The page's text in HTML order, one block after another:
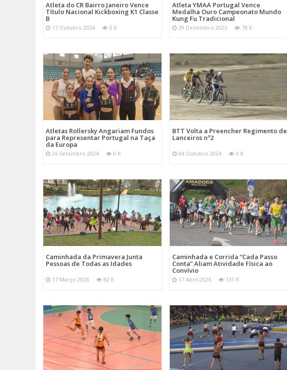
Atleta do CR Bairro Janeiro Vence
Título Nacional Kickboxing K1 Classe
B
17 Outubro 2024 0 K
Atleta YMAA Portugal Vence
Medalha Ouro Campeonato Mundo
Kung Fu Tradicional
29 Dezembro 2025 78 K
Atletas Rollersky Angariam Fundos
para Representar Portugal na Taça
da Europa
26 Setembro 2024 0 K
BTT Volta a Preencher Regimento de
Lanceiros nº2
04 Outubro 2024 0 K
Caminhada da Primavera Junta
Pessoas de Todas as Idades
17 Março 2026 82 K
Caminhada e Corrida “Cada Passo
Conta” Aliam Atividade Física ao
Convívio
17 Abril 2026 131 K